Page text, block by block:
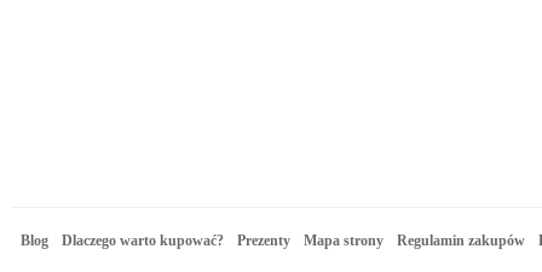
Blog Dlaczego warto kupować? Prezenty Mapa strony Regulamin zakupów